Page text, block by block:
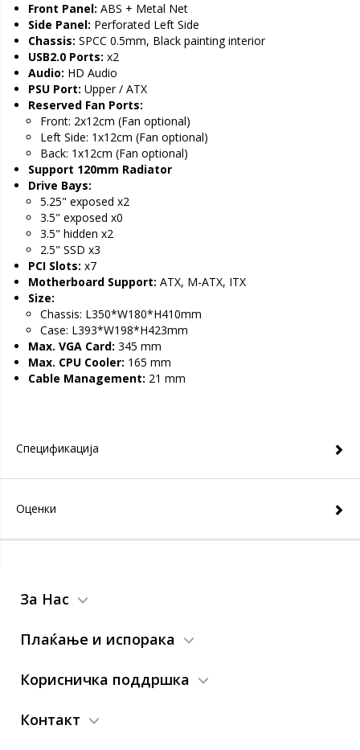
Front Panel: ABS + Metal Net
Side Panel: Perforated Left Side
Chassis: SPCC 0.5mm, Black painting interior
USB2.0 Ports: x2
Audio: HD Audio
PSU Port: Upper / ATX
Reserved Fan Ports:
Front: 2x12cm (Fan optional)
Left Side: 1x12cm (Fan optional)
Back: 1x12cm (Fan optional)
Support 120mm Radiator
Drive Bays:
5.25" exposed x2
3.5" exposed x0
3.5" hidden x2
2.5" SSD x3
PCI Slots: x7
Motherboard Support: ATX, M-ATX, ITX
Size:
Chassis: L350*W180*H410mm
Case: L393*W198*H423mm
Max. VGA Card: 345 mm
Max. CPU Cooler: 165 mm
Cable Management: 21 mm
Спецификација
Оценки
За Нас
Плаќање и испорака
Корисничка поддршка
Контакт